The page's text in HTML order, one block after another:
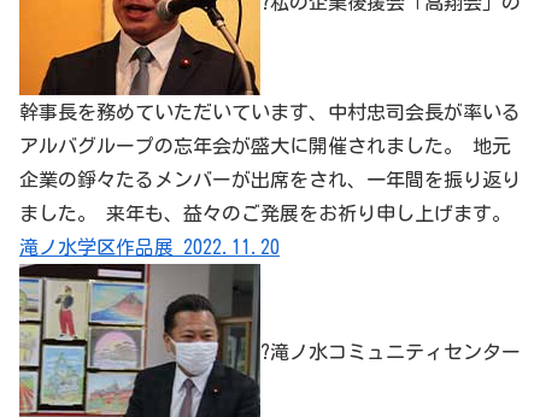
幹事長を務めていただいています、中村忠司会長が率いる
アルバグループの忘年会が盛大に開催されました。 地元
企業の錚々たるメンバーが出席をされ、一年間を振り返り
ました。 来年も、益々のご発展をお祈り申し上げます。
滝ノ水学区作品展 2022.11.20
?滝ノ水コミュニティセンター